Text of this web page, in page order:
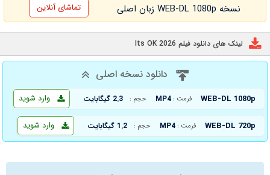
نسخه WEB-DL 1080p زبان اصلی تماشای آنلاین
لینک های دانلود فیلم Its OK 2026
دانلود نسخه اصلی
WEB-DL 1080p فرمت : MP4 حجم : 2.3 گیگابایت وارد شوید
WEB-DL 720p فرمت : MP4 حجم : 1.2 گیگابایت وارد شوید